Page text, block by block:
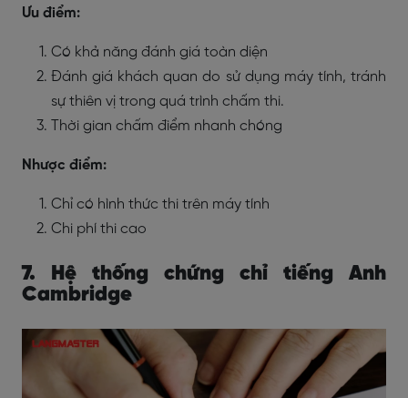
Ưu điểm:
Có khả năng đánh giá toàn diện
Đánh giá khách quan do sử dụng máy tính, tránh
sự thiên vị trong quá trình chấm thi.
Thời gian chấm điểm nhanh chóng
Nhược điểm:
Chỉ có hình thức thi trên máy tính
Chi phí thi cao
7. Hệ thống chứng chỉ tiếng Anh
Cambridge